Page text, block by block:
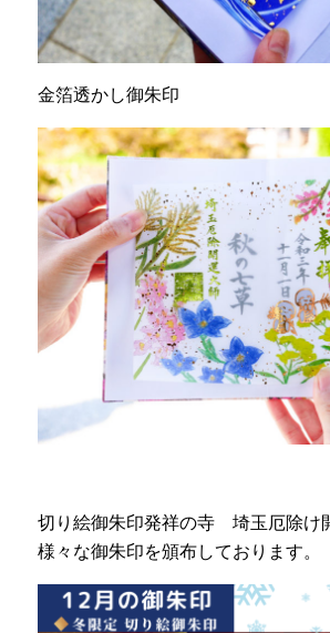
金箔透かし御朱印
切り絵御朱印発祥の寺 埼玉厄除け
様々な御朱印を頒布しております。